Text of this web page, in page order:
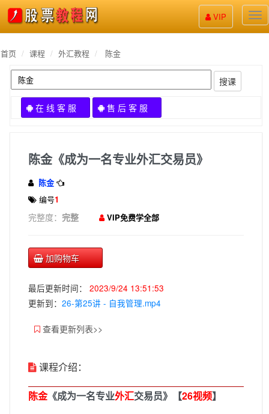
股
票
VIP
首页 课程 外汇教程 陈金
搜课
在 线 客 服 售 后 客 服
陈金《成为一名专业外汇交易员》
陈金
编号1
完整度： 完整 VIP免费学全部
加购物车
最后更新时间： 2023/9/24 13:51:53
更新到： 26-第25讲 - 自我管理.mp4
查看更新列表>>
课程介绍：
陈金《成为一名专业外汇交易员》【26视频】